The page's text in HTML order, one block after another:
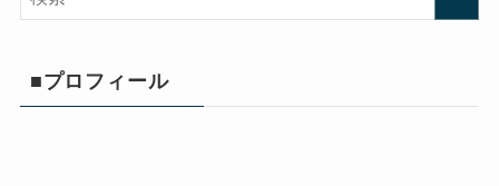
■プロフィール